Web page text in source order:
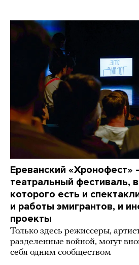
Ереванский
театральный фестиваль,
которого есть и
и работы эмигрантов, и
проекты
Только здесь режиссеры,
разделенные войной, могут
себя одним сообществом